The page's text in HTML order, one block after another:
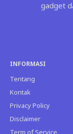
gadget
INFORMASI
Tentang
Kontak
Privacy Policy
Disclaimer
Term of Service